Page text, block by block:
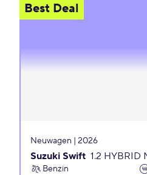
Best Deal
Neuwagen | 2026
Suzuki Swift 1.2 HYBRID
Benzin